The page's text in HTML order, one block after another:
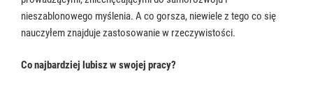
nieszablonowego myślenia. A co gorsza, niewiele z tego co się
nauczyłem znajduje zastosowanie w rzeczywistości.
Co najbardziej lubisz w swojej pracy?